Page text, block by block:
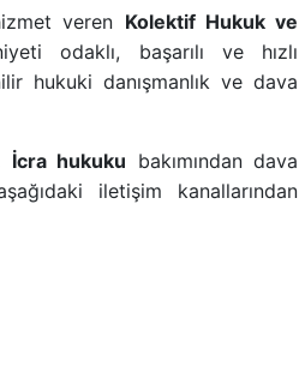
veren Kolektif Hukuk ve
odaklı, başarılı ve hızlı
hukuki danışmanlık ve dava
İcra hukuku bakımından dava
iletişim kanallarından